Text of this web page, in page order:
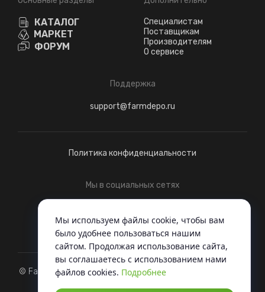
КАТАЛОГ
МАРКЕТ
ФОРУМ
Специалистам
Поставщикам
Производителям
О сервисе
Поддержка
support@farmdepo.ru
Политика конфиденциальности
Мы в социальных сетях
© FarmDepo, 2022 - Когда вся техника под одной крышей
Мы используем файлы cookie, чтобы вам
было удобнее пользоваться нашим
сайтом. Продолжая использование сайта,
вы соглашаетесь c использованием нами
файлов cookies. Подробнее